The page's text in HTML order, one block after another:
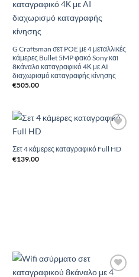
G Craftsman σετ POE με 4 μεταλλικές
κάμερες Bullet 5MP φακό Sony και
8κάναλο καταγραφικό 4Κ με AI
διαχωρισμό καταγραφής κίνησης
€505.00
Wishlist
Σετ 4 κάμερες καταγραφικό Full HD
€139.00